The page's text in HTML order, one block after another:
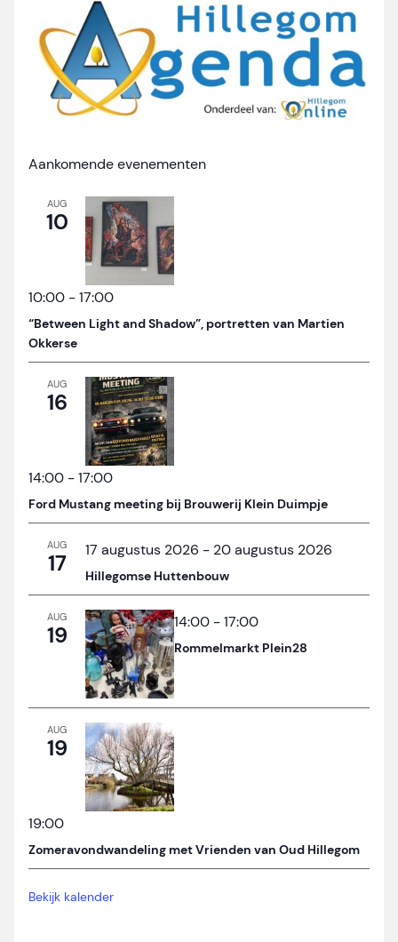
Aankomende evenementen
AUG
10
10:00 -17:00
“Between Light and Shadow”, portretten van Martien
Okkerse
AUG
16
14:00 -17:00
Ford Mustang meeting bij Brouwerij Klein Duimpje
AUG
17 17 augustus 2026 - 20 augustus 2026
Hillegomse Huttenbouw
AUG
19 14:00 -17:00
Rommelmarkt Plein28
AUG
19
19:00
Zomeravondwandeling met Vrienden van Oud Hillegom
Bekijk kalender